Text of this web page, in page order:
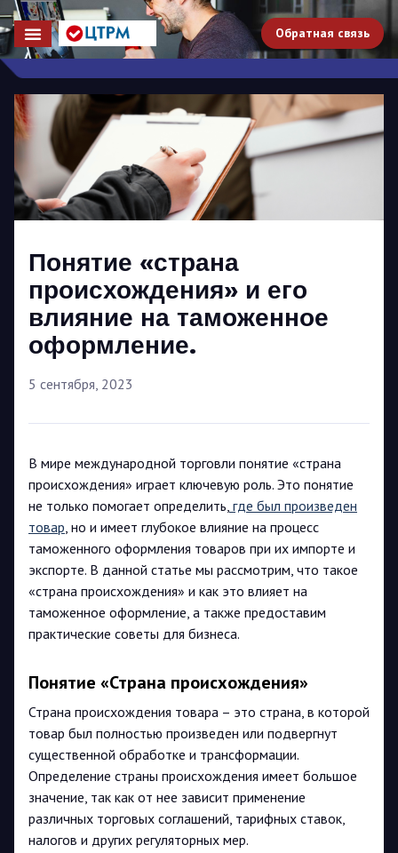
Обратная связь
Понятие «страна
происхождения» и его
влияние на таможенное
оформление.
5 сентября, 2023
В мире международной торговли понятие «страна
происхождения» играет ключевую роль. Это понятие
не только помогает определить, где был произведен
товар, но и имеет глубокое влияние на процесс
таможенного оформления товаров при их импорте и
экспорте. В данной статье мы рассмотрим, что такое
«страна происхождения» и как это влияет на
таможенное оформление, а также предоставим
практические советы для бизнеса.
Понятие «Страна происхождения»
Страна происхождения товара – это страна, в которой
товар был полностью произведен или подвергнут
существенной обработке и трансформации.
Определение страны происхождения имеет большое
значение, так как от нее зависит применение
различных торговых соглашений, тарифных ставок,
налогов и других регуляторных мер.